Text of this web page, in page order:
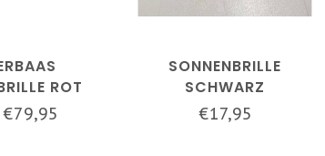
ROT
SONNENBRILLE
SCHWARZ
€17,95